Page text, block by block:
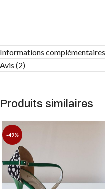
Informations complémentaires
Avis (2)
Produits similaires
-49%